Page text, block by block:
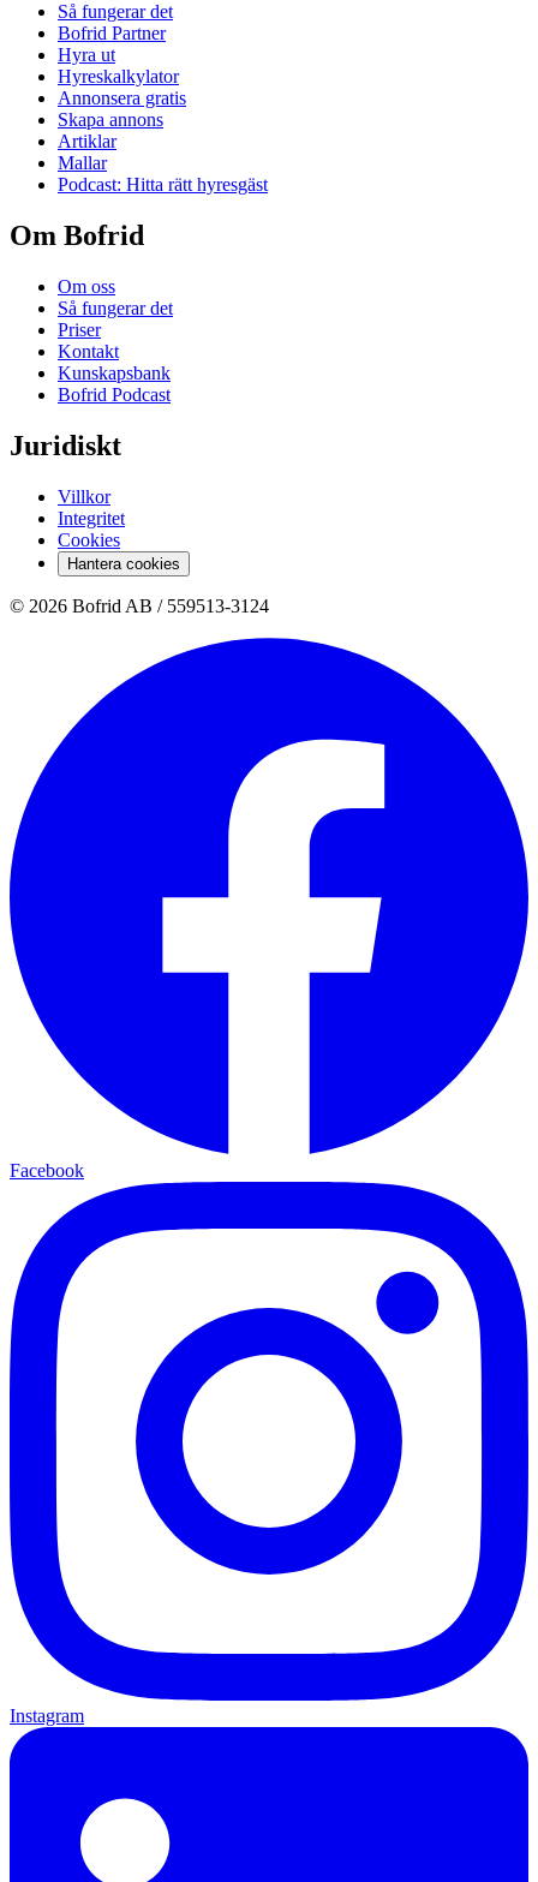
Så fungerar det
Bofrid Partner
Hyra ut
Hyreskalkylator
Annonsera gratis
Skapa annons
Artiklar
Mallar
Podcast: Hitta rätt hyresgäst
Om Bofrid
Om oss
Så fungerar det
Priser
Kontakt
Kunskapsbank
Bofrid Podcast
Juridiskt
Villkor
Integritet
Cookies
Hantera cookies
© 2026 Bofrid AB / 559513-3124
Facebook
Instagram